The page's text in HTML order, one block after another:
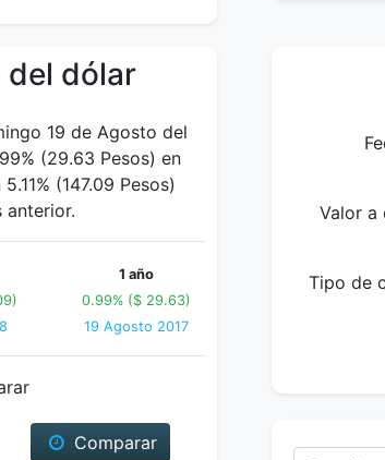
del dólar
19 de Agosto del
(29.63 Pesos) en
(147.09 Pesos)
anterior.
1 año
0.99% ($ 29.63)
19 Agosto 2017
Comparar
Valor a
Tipo de